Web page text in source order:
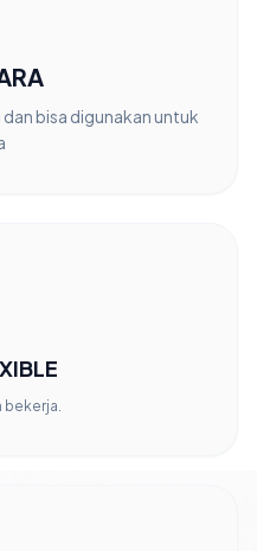
bisa digunakan untuk
bekerja.